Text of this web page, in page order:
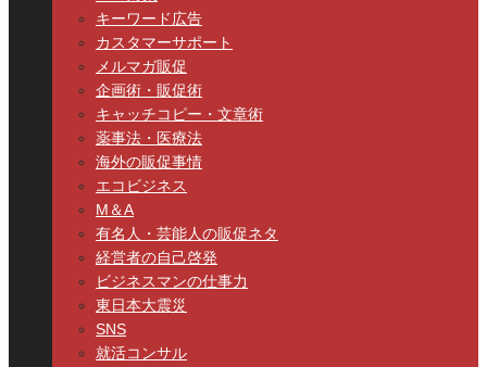
キーワード広告
カスタマーサポート
メルマガ販促
企画術・販促術
キャッチコピー・文章術
薬事法・医療法
海外の販促事情
エコビジネス
M＆A
有名人・芸能人の販促ネタ
経営者の自己啓発
ビジネスマンの仕事力
東日本大震災
SNS
就活コンサル